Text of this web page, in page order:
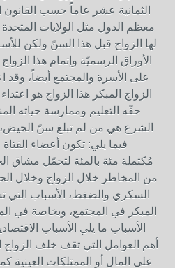
الثمانية عشر عاماً حسب
معظم الدول مثل الولايات المتحدة
لها الزواج قبل هذا السنّ ولكن
الأوراق الرسميّة وإتمام هذا
على الأسرة والمجتمع أيضاً، وقد
الزواج المبكر هذا الزواج هو
حقّه التعليم وممارسة حياته
الشرع هي من لم تبلغ سنّ الحيض،
فيما يلي: تكون أعضاء الفتاة
مُكتملة مئة بالمئة لتحمّل مشاق
من المخاطر خلال الزواج وخلال
السكري والضغط، الأسباب التي
المبكر في المجتمع، وبخاصة في
الأسباب ما يلي الأسباب
أهم العوامل التي تقف خلف
على المال أو الممتلكات العينية